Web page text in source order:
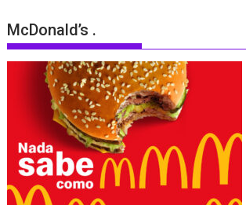
McDonald’s .